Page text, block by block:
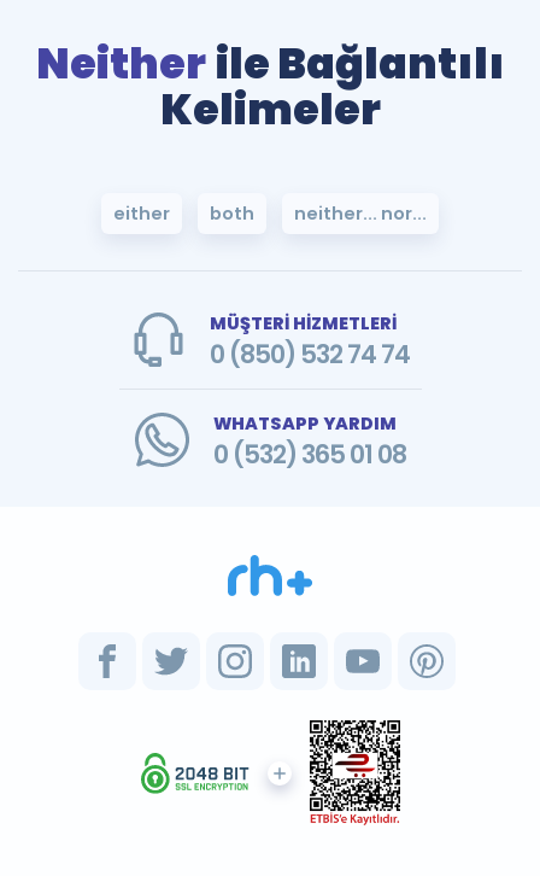
Neitherile Bağlantılı
Kelimeler
either both neither... nor...
MÜŞTERİ HİZMETLERİ
0 (850) 532 74 74
WHATSAPP YARDIM
0 (532) 365 01 08